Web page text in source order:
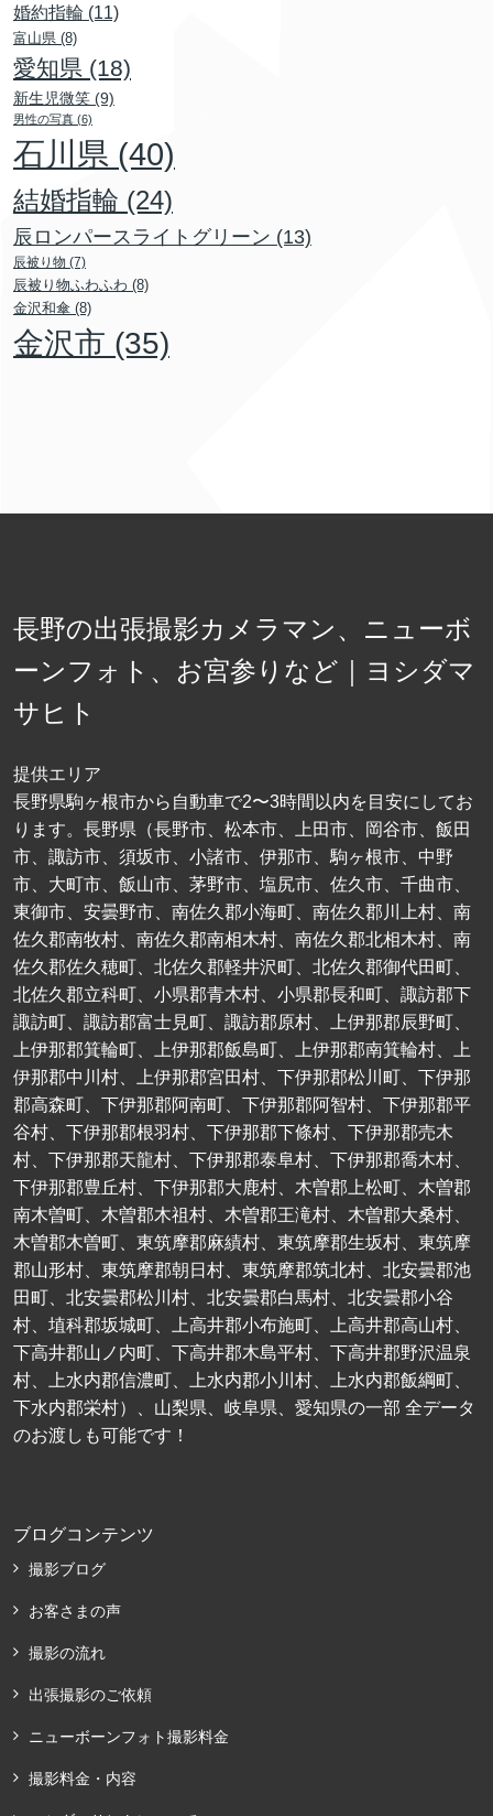
婚約指輪 (11)
富山県 (8)
愛知県 (18)
新生児微笑 (9)
男性の写真 (6)
石川県 (40)
結婚指輪 (24)
辰ロンパースライトグリーン (13)
辰被り物 (7)
辰被り物ふわふわ (8)
金沢和傘 (8)
金沢市 (35)
長野の出張撮影カメラマン、ニューボ
ーンフォト、お宮参りなど｜ヨシダマ
サヒト
提供エリア
長野県駒ヶ根市から自動車で2〜3時間以内を目安にしてお
ります。長野県（長野市、松本市、上田市、岡谷市、飯田
市、諏訪市、須坂市、小諸市、伊那市、駒ヶ根市、中野
市、大町市、飯山市、茅野市、塩尻市、佐久市、千曲市、
東御市、安曇野市、南佐久郡小海町、南佐久郡川上村、南
佐久郡南牧村、南佐久郡南相木村、南佐久郡北相木村、南
佐久郡佐久穂町、北佐久郡軽井沢町、北佐久郡御代田町、
北佐久郡立科町、小県郡青木村、小県郡長和町、諏訪郡下
諏訪町、諏訪郡富士見町、諏訪郡原村、上伊那郡辰野町、
上伊那郡箕輪町、上伊那郡飯島町、上伊那郡南箕輪村、上
伊那郡中川村、上伊那郡宮田村、下伊那郡松川町、下伊那
郡高森町、下伊那郡阿南町、下伊那郡阿智村、下伊那郡平
谷村、下伊那郡根羽村、下伊那郡下條村、下伊那郡売木
村、下伊那郡天龍村、下伊那郡泰阜村、下伊那郡喬木村、
下伊那郡豊丘村、下伊那郡大鹿村、木曽郡上松町、木曽郡
南木曽町、木曽郡木祖村、木曽郡王滝村、木曽郡大桑村、
木曽郡木曽町、東筑摩郡麻績村、東筑摩郡生坂村、東筑摩
郡山形村、東筑摩郡朝日村、東筑摩郡筑北村、北安曇郡池
田町、北安曇郡松川村、北安曇郡白馬村、北安曇郡小谷
村、埴科郡坂城町、上高井郡小布施町、上高井郡高山村、
下高井郡山ノ内町、下高井郡木島平村、下高井郡野沢温泉
村、上水内郡信濃町、上水内郡小川村、上水内郡飯綱町、
下水内郡栄村）、山梨県、岐阜県、愛知県の一部 全データ
のお渡しも可能です！
ブログコンテンツ
撮影ブログ
お客さまの声
撮影の流れ
出張撮影のご依頼
ニューボーンフォト撮影料金
撮影料金・内容